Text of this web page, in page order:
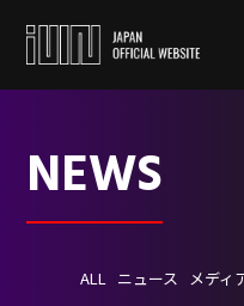
NEWS
ALL ニュース メディ